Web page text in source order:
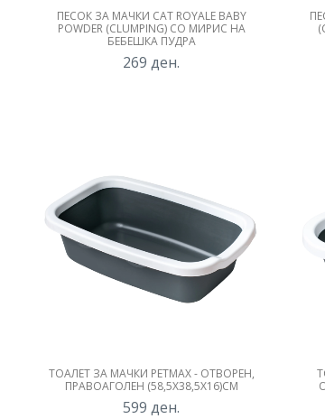
ПЕСОК ЗА МАЧКИ CAT ROYALE BABY
POWDER (CLUMPING) СО МИРИС НА
БЕБЕШКА ПУДРА
269 ден.
ТОАЛЕТ ЗА МАЧКИ PETMAX - ОТВОРЕН,
ПРАВОАГОЛЕН (58,5X38,5X16)СМ
599 ден.